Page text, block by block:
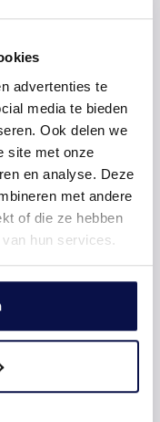
advertenties te
media te bieden
Ook delen we
site met onze
en analyse. Deze
met andere
of die ze hebben
hun services.